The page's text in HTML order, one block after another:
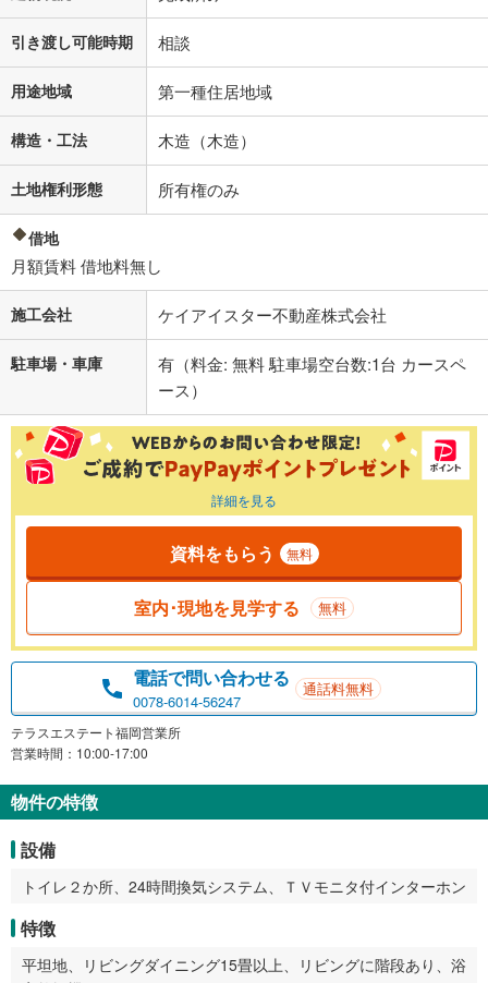
引き渡し可能時期 相談
用途地域 第一種住居地域
構造・工法 木造（木造）
土地権利形態 所有権のみ
借地
月額賃料 借地料無し
施工会社 ケイアイスター不動産株式会社
駐車場・車庫
有（料金: 無料 駐車場空台数:1台 カースペ
ース）
詳細を見る
資料をもらう 無料
室内･現地を見学する 無料
電話で問い合わせる
0078-6014-56247
通話料無料
テラスエステート福岡営業所
営業時間：10:00-17:00
物件の特徴
設備
トイレ２か所、24時間換気システム、ＴＶモニタ付インターホン
特徴
平坦地、リビングダイニング15畳以上、リビングに階段あり、浴